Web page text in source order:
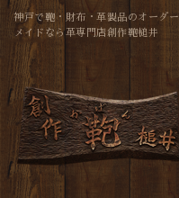
神戸で鞄・財布・革製品のオーダー
メイドなら革専門店創作鞄槌井